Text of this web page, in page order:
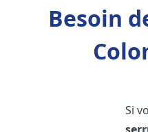
Besoin
Si